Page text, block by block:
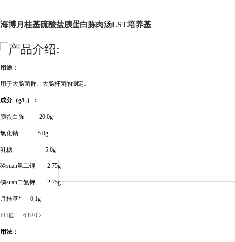
海博月桂基硫酸盐胰蛋白胨肉汤LST培养基
产品介绍:
用途：
用于大肠菌群、大肠杆菌的测定。
成分（g/L）：
胰蛋白胨 20.0g
氯化钠 5.0g
乳糖 5.0g
磷suan氢二钾 2.75g
磷suan二氢钾 2.75g
月桂基* 0.1g
PH值 6.8±0.2
用法：